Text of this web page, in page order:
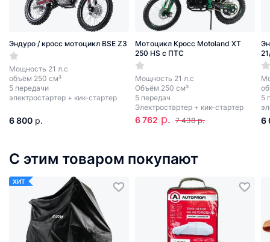
Эндуро / кросс мотоцикл BSE Z3
Мощность 21 л.с
объём 250 см³
5 передачи
электростартер + кик-стартер
6 800 р.
Мотоцикл Кросс Motoland XT
250 HS с ПТС
Мощность 21 л.с
Объём 250 см³
5 передач
Электростартер + кик-стартер
6 762 р. 7 438 р.
5
6
С этим товаром покупают
ХИТ